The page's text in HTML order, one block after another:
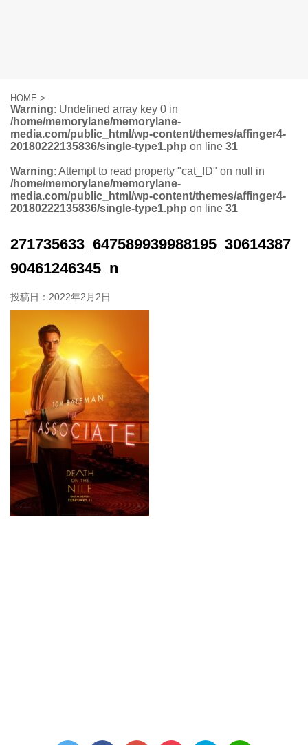
HOME >
Warning: Undefined array key 0 in
/home/memorylane/memorylane-
media.com/public_html/wp-content/themes/affinger4-
20180222135836/single-type1.php on line 31
Warning: Attempt to read property "cat_ID" on null in
/home/memorylane/memorylane-
media.com/public_html/wp-content/themes/affinger4-
20180222135836/single-type1.php on line 31
271735633_647589939988195_30614387
90461246345_n
投稿日： 2022年2月2日